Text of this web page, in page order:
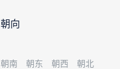
朝向
朝南 朝东 朝西 朝北